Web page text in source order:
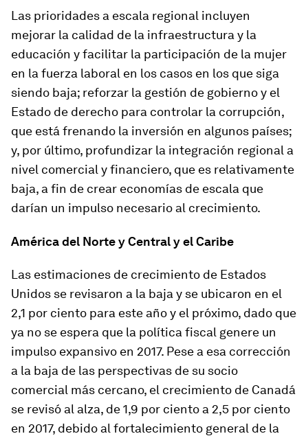
Las prioridades a escala regional incluyen
mejorar la calidad de la infraestructura y la
educación y facilitar la participación de la mujer
en la fuerza laboral en los casos en los que siga
siendo baja; reforzar la gestión de gobierno y el
Estado de derecho para controlar la corrupción,
que está frenando la inversión en algunos países;
y, por último, profundizar la integración regional a
nivel comercial y financiero, que es relativamente
baja, a fin de crear economías de escala que
darían un impulso necesario al crecimiento.
América del Norte y Central y el Caribe
Las estimaciones de crecimiento de Estados
Unidos se revisaron a la baja y se ubicaron en el
2,1 por ciento para este año y el próximo, dado que
ya no se espera que la política fiscal genere un
impulso expansivo en 2017. Pese a esa corrección
a la baja de las perspectivas de su socio
comercial más cercano, el crecimiento de Canadá
se revisó al alza, de 1,9 por ciento a 2,5 por ciento
en 2017, debido al fortalecimiento general de la